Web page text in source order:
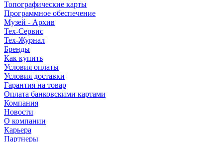
Топографические карты
Программное обеспечение
Музей - Архив
Tex-Сервис
Тех-Журнал
Бренды
Как купить
Условия оплаты
Условия доставки
Гарантия на товар
Оплата банковскими картами
Компания
Новости
О компании
Карьера
Партнеры